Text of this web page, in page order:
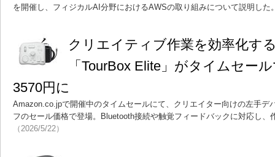
を開催し、フィジカルAI分野におけるAWSの取り組みについて説明した
クリエイティブ作業を効率化す
「TourBox Elite」がタイムセー
3570円に
Amazon.co.jpで開催中のタイムセールにて、クリエイター向けの左手デ
フのセール価格で登場。Bluetooth接続や触覚フィードバックに対応し、
（2026/5/22）